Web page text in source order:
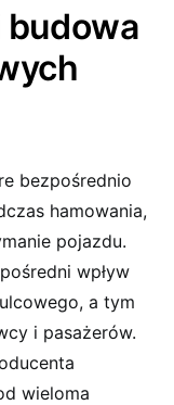
bezpośrednio
hamowania,
pojazdu.
wpływ
a tym
i pasażerów.
wieloma